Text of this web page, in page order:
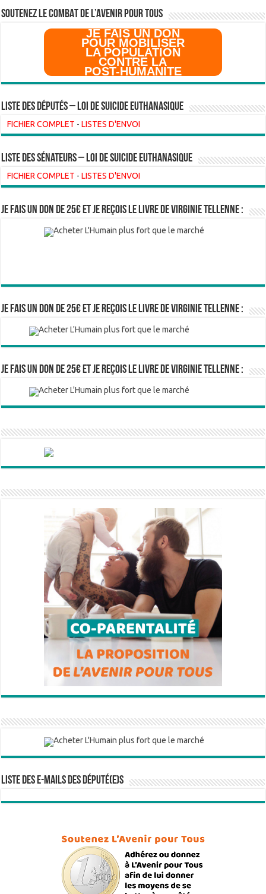
SOUTENEZ LE COMBAT DE L’AVenir pour Tous
JE FAIS UN DON
POUR MOBILISER
LA POPULATION
CONTRE LA
POST-HUMANITE
Liste des Députés – Loi de suicide euthanasique
FICHIER COMPLET -LISTES D'ENVOI
liste des sénateurs – loi de suicide euthanasique
FICHIER COMPLET -LISTES D'ENVOI
Je fais un don de 25€ et je reçois le livre de Virginie Tellenne :
Je fais un don de 25€ et je reçois le livre de Virginie Tellenne :
Je fais un don de 25€ et je reçois le livre de Virginie Tellenne :
Liste des e-mails des député(e)s